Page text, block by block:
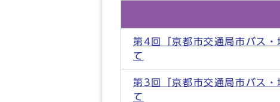
第4回「京都市交通局市バス
て
第3回「京都市交通局市バス
て